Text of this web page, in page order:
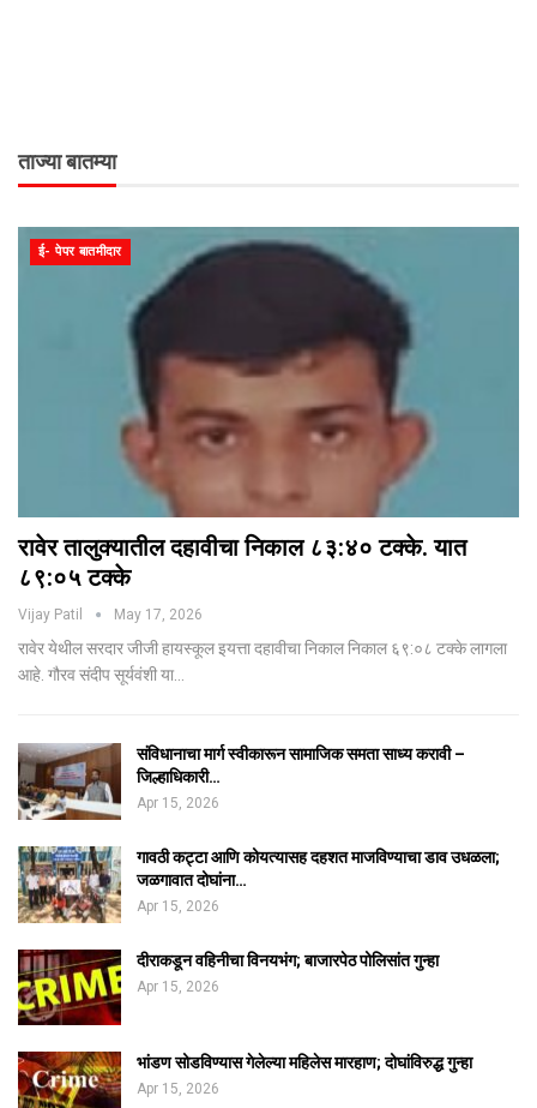
ताज्या बातम्या
ई- पेपर बातमीदार
रावेर तालुक्यातील दहावीचा निकाल ८३:४० टक्के. यात
८९:०५ टक्के
Vijay Patil May 17, 2026
रावेर येथील सरदार जीजी हायस्कूल इयत्ता दहावीचा निकाल निकाल ६९:०८ टक्के लागला
आहे. गौरव संदीप सूर्यवंशी या…
संविधानाचा मार्ग स्वीकारून सामाजिक समता साध्य करावी –
जिल्हाधिकारी…
Apr 15, 2026
गावठी कट्टा आणि कोयत्यासह दहशत माजविण्याचा डाव उधळला;
जळगावात दोघांना…
Apr 15, 2026
दीराकडून वहिनीचा विनयभंग; बाजारपेठ पोलिसांत गुन्हा
Apr 15, 2026
भांडण सोडविण्यास गेलेल्या महिलेस मारहाण; दोघांविरुद्ध गुन्हा
Apr 15, 2026